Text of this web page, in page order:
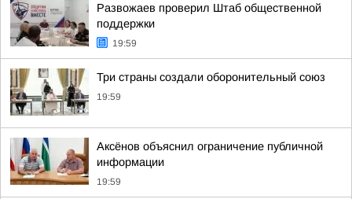
Развожаев проверил Штаб общественной
поддержки
19:59
Три страны создали оборонительный союз
19:59
Аксёнов объяснил ограничение публичной
информации
19:59